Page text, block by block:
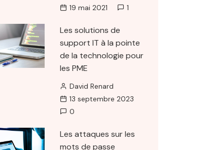
19 mai 2021
1
Les solutions de
support IT à la pointe
de la technologie pour
les PME
David Renard
13 septembre 2023
0
Les attaques sur les
mots de passe